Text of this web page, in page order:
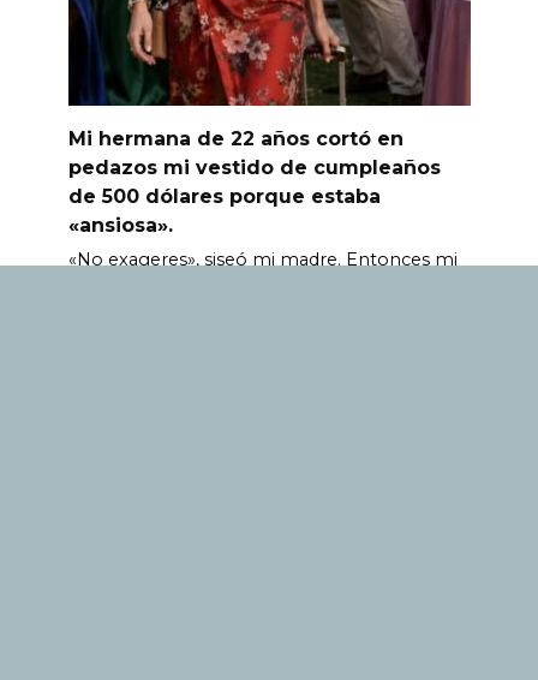
Mi hermana de 22 años cortó en
pedazos mi vestido de cumpleaños
de 500 dólares porque estaba
«ansiosa».
«No exageres», siseó mi madre. Entonces mi